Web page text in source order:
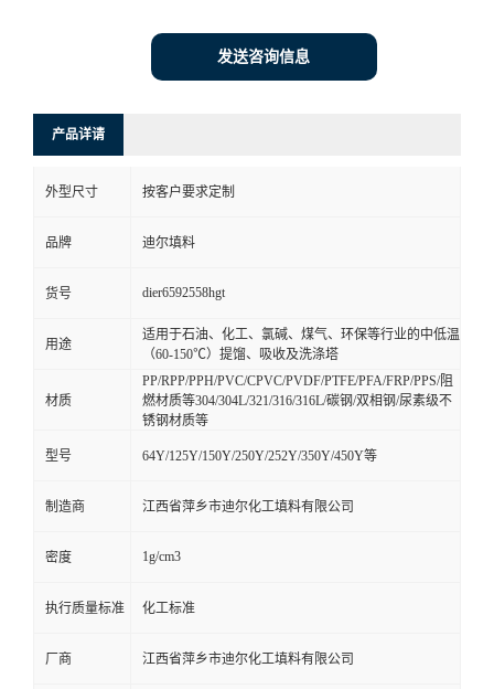
发送咨询信息
产品详请
外型尺寸 按客户要求定制
品牌 迪尔填料
货号 dier6592558hgt
用途
适用于石油、化工、氯碱、煤气、环保等行业的中低温
（60-150℃）提馏、吸收及洗涤塔
材质
PP/RPP/PPH/PVC/CPVC/PVDF/PTFE/PFA/FRP/PPS/阻
燃材质等304/304L/321/316/316L/碳钢/双相钢/尿素级不
锈钢材质等
型号 64Y/125Y/150Y/250Y/252Y/350Y/450Y等
制造商 江西省萍乡市迪尔化工填料有限公司
密度 1g/cm3
执行质量标准 化工标准
厂商 江西省萍乡市迪尔化工填料有限公司